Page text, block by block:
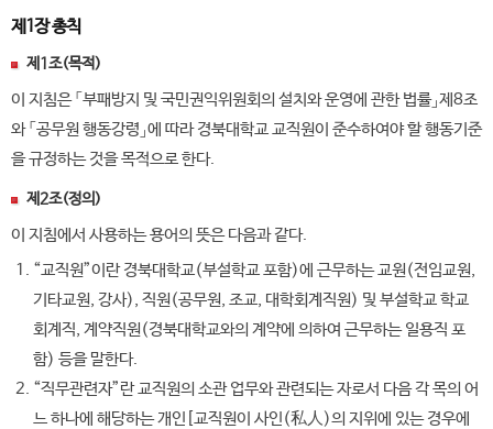
제1장 총칙
제1조(목적)
이 지침은 「부패방지 및 국민권익위원회의 설치와 운영에 관한 법률」제8조
와 「공무원 행동강령」에 따라 경북대학교 교직원이 준수하여야 할 행동기준
을 규정하는 것을 목적으로 한다.
제2조(정의)
이 지침에서 사용하는 용어의 뜻은 다음과 같다.
“교직원”이란 경북대학교(부설학교 포함)에 근무하는 교원(전임교원,
기타교원, 강사), 직원(공무원, 조교, 대학회계직원) 및 부설학교 학교
회계직, 계약직원(경북대학교와의 계약에 의하여 근무하는 일용직 포
함) 등을 말한다.
“직무관련자”란 교직원의 소관 업무와 관련되는 자로서 다음 각 목의 어
느 하나에 해당하는 개인[교직원이 사인(私人)의 지위에 있는 경우에